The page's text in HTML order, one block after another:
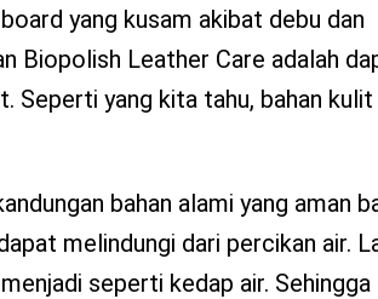
yang kusam akibat debu dan
Biopolish Leather Care adalah
Seperti yang kita tahu, bahan kulit
bahan alami yang aman
melindungi dari percikan air.
seperti kedap air. Sehingga